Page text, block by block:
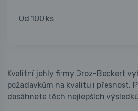
Od 100 ks
Kvalitní jehly firmy Groz-Beckert
požadavkům na kvalitu i přesnost.
dosáhnete těch nejlepších